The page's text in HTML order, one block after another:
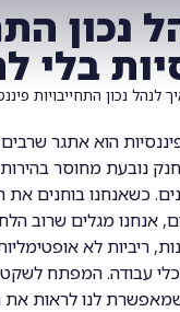
נכון
בלי
לנהל נכון התחייבויות
הוא אתגר שרבים
נובעת מחוסר
כשאנחנו בוחנים
אנחנו מגלים שרוב
ריביות לא
עבודה. המפתח לשקט
לנו לראות את